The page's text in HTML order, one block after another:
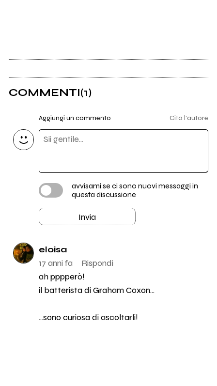
COMMENTI(1)
Aggiungi un commento Cita l'autore
avvisami se ci sono nuovi messaggi in
questa discussione
Invia
eloisa
17 anni fa
Rispondi
ah pppperò!
il batterista di Graham Coxon...
...sono curiosa di ascoltarli!